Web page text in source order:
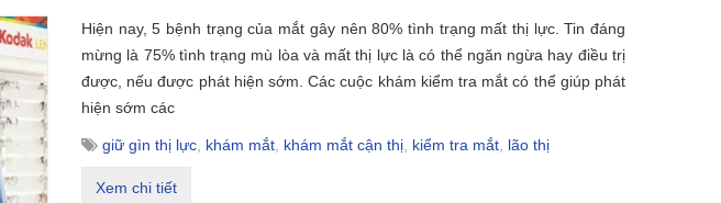
Hiện nay, 5 bệnh trạng của mắt gây nên 80% tình trạng mất thị lực. Tin đáng
mừng là 75% tình trạng mù lòa và mất thị lực là có thể ngăn ngừa hay điều trị
được, nếu được phát hiện sớm. Các cuộc khám kiểm tra mắt có thể giúp phát
hiện sớm các
giữ gìn thị lực khám mắt khám mắt cận thị kiểm tra mắt lão thị
Xem chi tiết